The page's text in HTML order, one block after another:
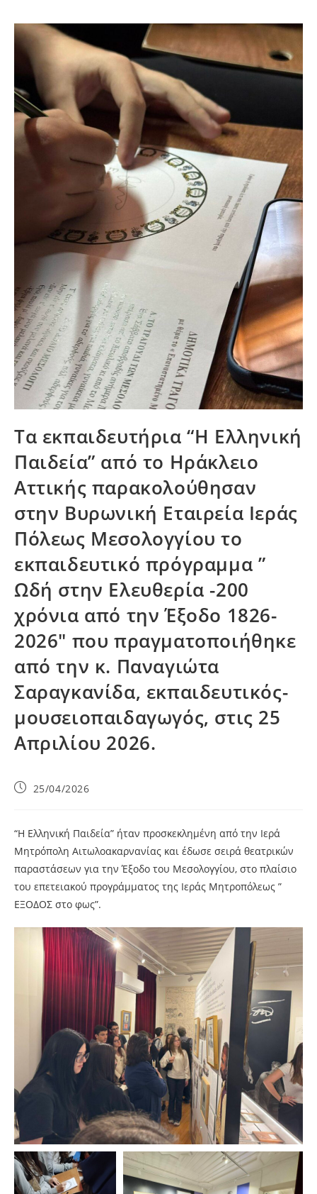
Τα εκπαιδευτήρια “Η Ελληνική
Παιδεία” από το Ηράκλειο
Αττικής παρακολούθησαν
στην Βυρωνική Εταιρεία Ιεράς
Πόλεως Μεσολογγίου το
εκπαιδευτικό πρόγραμμα ”
Ωδή στην Ελευθερία -200
χρόνια από την Έξοδο 1826-
2026″ που πραγματοποιήθηκε
από την κ. Παναγιώτα
Σαραγκανίδα, εκπαιδευτικός-
μουσειοπαιδαγωγός, στις 25
Απριλίου 2026.
25/04/2026
“Η Ελληνική Παιδεία” ήταν προσκεκλημένη από την Ιερά
Μητρόπολη Αιτωλοακαρνανίας και έδωσε σειρά θεατρικών
παραστάσεων για την Έξοδο του Μεσολογγίου, στο πλαίσιο
του επετειακού προγράμματος της Ιεράς Μητροπόλεως ”
ΕΞΟΔΟΣ στο φως”.